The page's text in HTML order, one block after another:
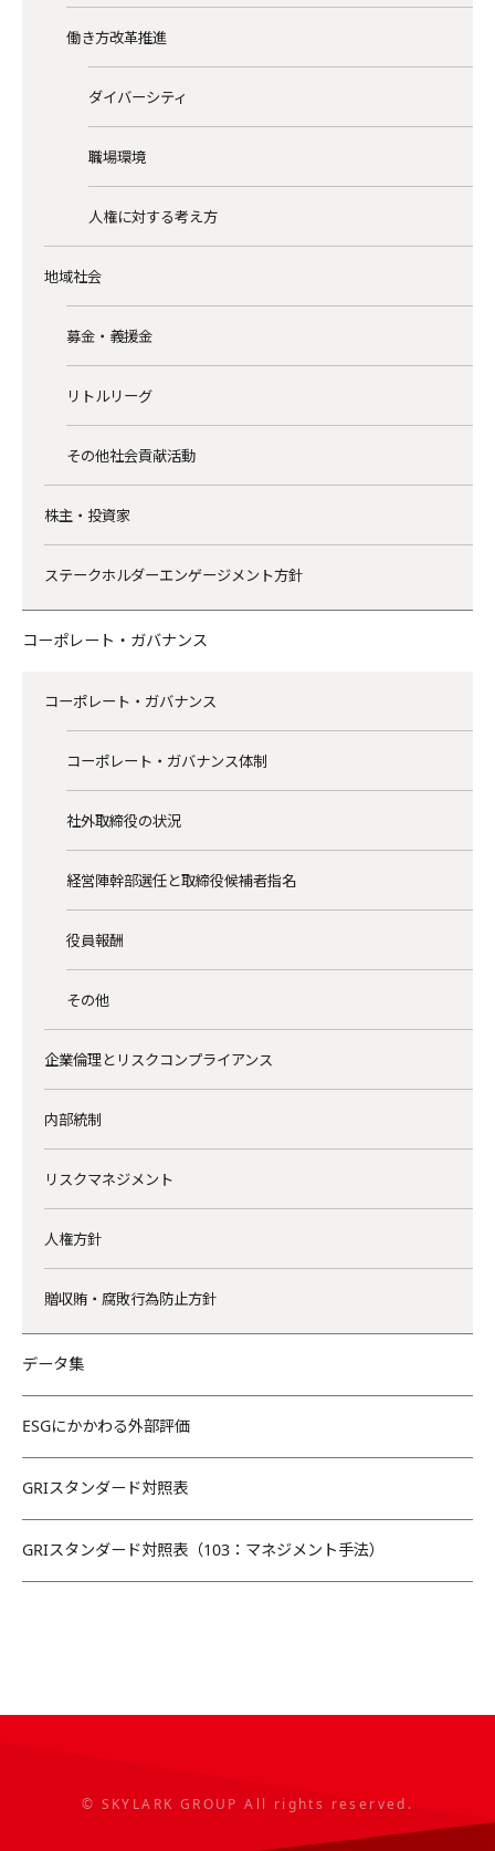
働き方改革推進
ダイバーシティ
職場環境
人権に対する考え方
地域社会
募金・義援金
リトルリーグ
その他社会貢献活動
株主・投資家
ステークホルダーエンゲージメント方針
コーポレート・ガバナンス
コーポレート・ガバナンス
コーポレート・ガバナンス体制
社外取締役の状況
経営陣幹部選任と取締役候補者指名
役員報酬
その他
企業倫理とリスクコンプライアンス
内部統制
リスクマネジメント
人権方針
贈収賄・腐敗行為防止方針
データ集
ESGにかかわる外部評価
GRIスタンダード対照表
GRIスタンダード対照表（103：マネジメント手法）
© SKYLARK GROUP All rights reserved.